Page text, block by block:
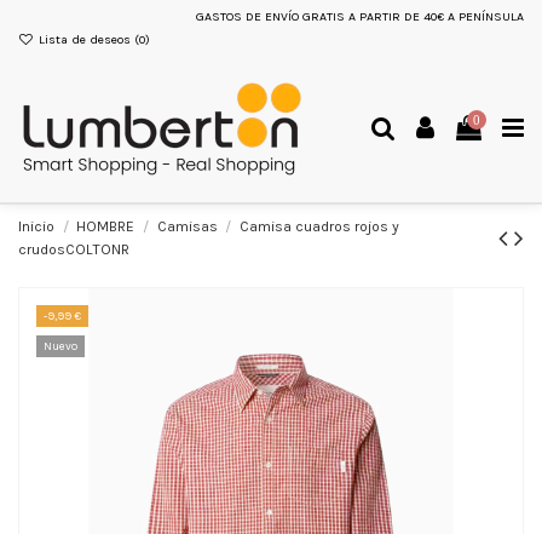
GASTOS DE ENVÍO GRATIS A PARTIR DE 40€ A PENÍNSULA
Lista de deseos (0)
0
Inicio HOMBRE Camisas
Camisa cuadros rojos y
crudosCOLTONR
-9,99 €
Nuevo